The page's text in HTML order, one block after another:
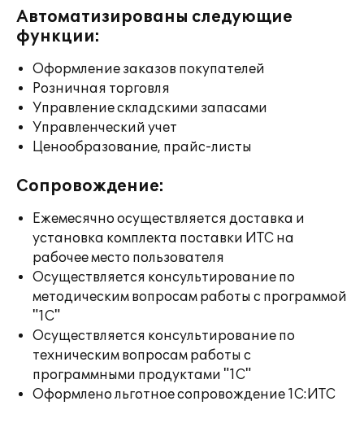
Автоматизированы следующие
функции:
Оформление заказов покупателей
Розничная торговля
Управление складскими запасами
Управленческий учет
Ценообразование, прайс-листы
Сопровождение:
Ежемесячно осуществляется доставка и
установка комплекта поставки ИТС на
рабочее место пользователя
Осуществляется консультирование по
методическим вопросам работы с программой
"1С"
Осуществляется консультирование по
техническим вопросам работы с
программными продуктами "1С"
Оформлено льготное сопровождение 1С:ИТС